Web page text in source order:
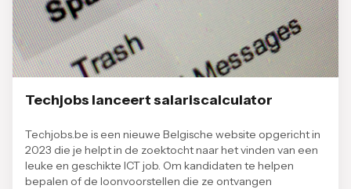
Techjobs lanceert salariscalculator
Techjobs.be is een nieuwe Belgische website opgericht in
2023 die je helpt in de zoektocht naar het vinden van een
leuke en geschikte ICT job. Om kandidaten te helpen
bepalen of de loonvoorstellen die ze ontvangen